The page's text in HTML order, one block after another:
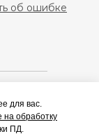
для вас.
на обработку
ПД.
об ошибке